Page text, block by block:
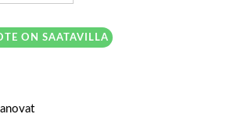
ON SAATAVILLA